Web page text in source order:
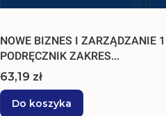
NOWE BIZNES I ZARZĄDZANIE 1
PODRĘCZNIK ZAKRES...
Cena
63,19 zł
Do koszyka